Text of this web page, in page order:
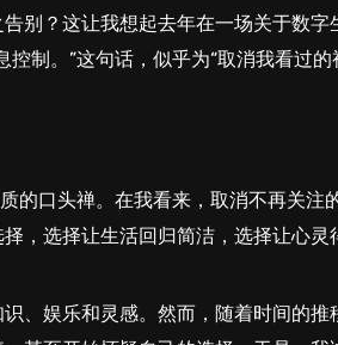
别？这让我想起去年在一场关于数字
制。”这句话，似乎为“取消我看过的
的口头禅。在我看来，取消不再关注
，选择让生活回归简洁，选择让心灵
、娱乐和灵感。然而，随着时间的推